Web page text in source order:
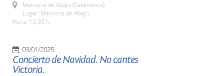
Mancera de Abajo (Salamanca)
Lugar: Mancera de Abajo
Hora: 19,30 h.
03/01/2025
Concierto de Navidad. No cantes
Victoria.